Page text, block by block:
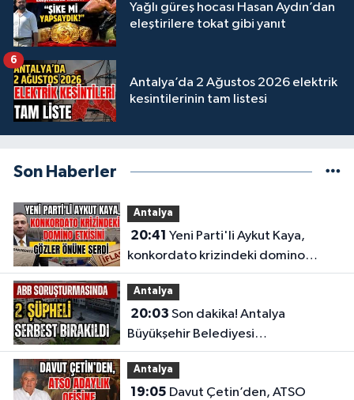
Yağlı güreş hocası Hasan Aydın’dan
eleştirilere tokat gibi yanıt
Antalya’da 2 Ağustos 2026 elektrik
kesintilerinin tam listesi
6
Son Haberler
Antalya
20:41
konkordato krizindeki domino
etkisini gözler önüne serdi
Antalya
20:03
Büyükşehir Belediyesi
soruşturmasında 2 şüpheli serbest
bırakıldı
Antalya
19:05